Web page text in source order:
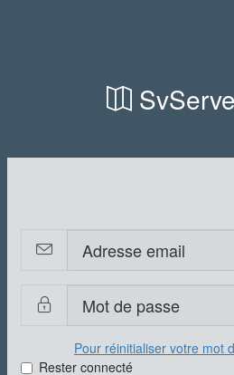
Pour réinitialiser votre mot
Rester connecté